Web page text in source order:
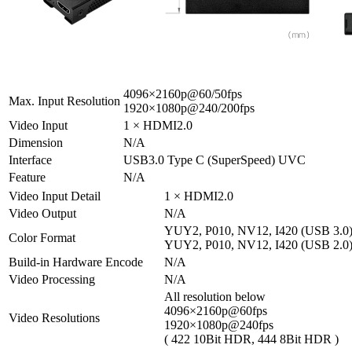
Max. Input Resolution
4096×2160p@60/50fps
1920×1080p@240/200fps
Video Input
1 × HDMI2.0
Dimension
N/A
Interface
USB3.0 Type C (SuperSpeed) UVC
Feature
N/A
Video Input Detail
1 × HDMI2.0
Video Output
N/A
Color Format
YUY2, P010, NV12, I420 (USB 3.0)
YUY2, P010, NV12, I420 (USB 2.0)
Build-in Hardware Encode
N/A
Video Processing
N/A
Video Resolutions
All resolution below
4096×2160p@60fps
1920×1080p@240fps
( 422 10Bit HDR, 444 8Bit HDR )